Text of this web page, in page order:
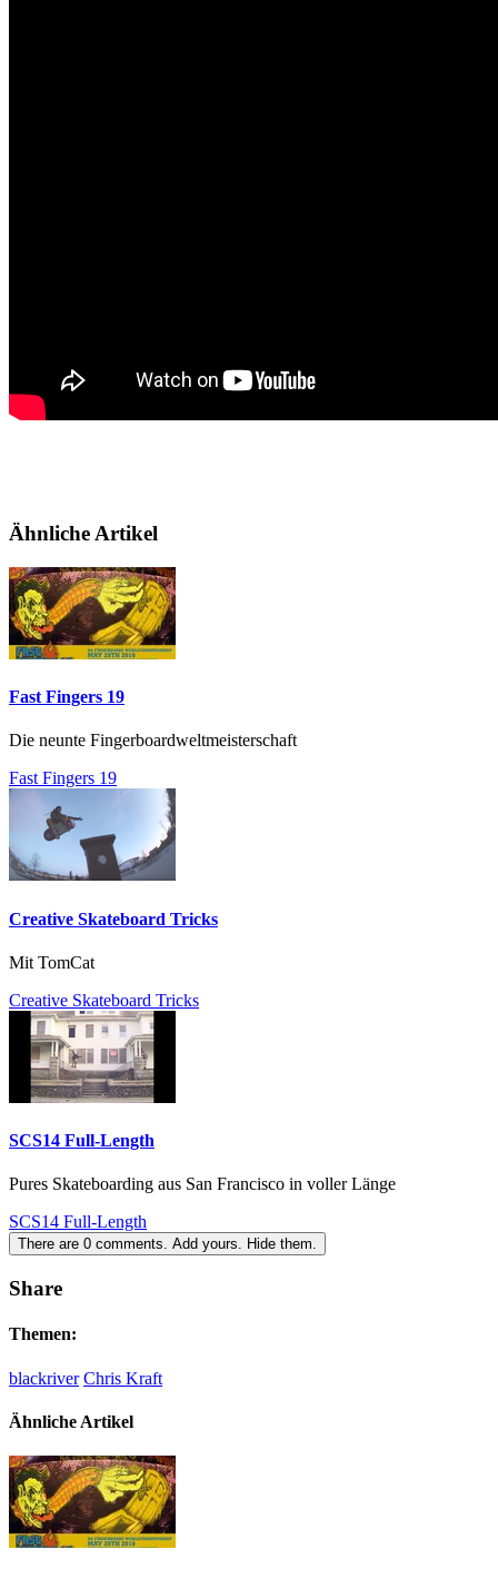
Ähnliche Artikel
Fast Fingers 19
Die neunte Fingerboardweltmeisterschaft
Fast Fingers 19
Creative Skateboard Tricks
Mit TomCat
Creative Skateboard Tricks
SCS14 Full-Length
Pures Skateboarding aus San Francisco in voller Länge
SCS14 Full-Length
There are 0 comments. Add yours. Hide them.
Share
Themen:
blackriver Chris Kraft
Ähnliche Artikel